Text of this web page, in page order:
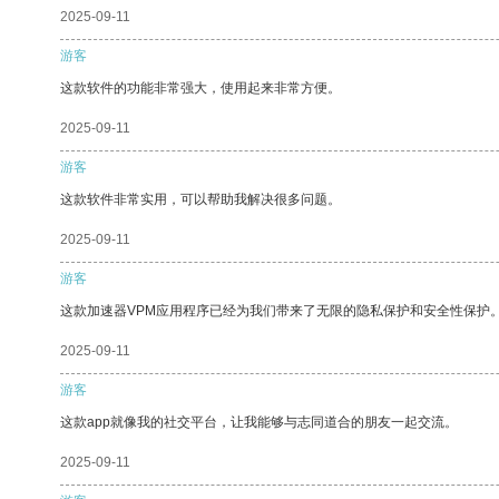
2025-09-11
游客
这款软件的功能非常强大，使用起来非常方便。
2025-09-11
游客
这款软件非常实用，可以帮助我解决很多问题。
2025-09-11
游客
这款加速器VPM应用程序已经为我们带来了无限的隐私保护和安全性保护
2025-09-11
游客
这款app就像我的社交平台，让我能够与志同道合的朋友一起交流。
2025-09-11